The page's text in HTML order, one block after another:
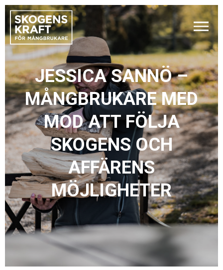
JESSICA SANNÖ –
MÅNGBRUKARE MED
MOD ATT FÖLJA
SKOGENS OCH
AFFÄRENS
MÖJLIGHETER